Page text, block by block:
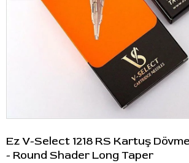
Ez V-Select 1218 RS Kartuş
- Round Shader Long Taper